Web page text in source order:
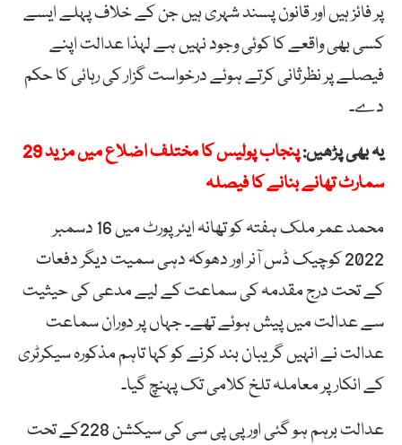
پر فائز ہیں اور قانون پسند شہری ہیں جن کے خلاف پہلے ایسے
کسی بھی واقعے کا کوئی وجود نہیں ہے لہذا عدالت اپنے
فیصلے پر نظرثانی کرتے ہوئے درخواست گزار کی رہائی کا حکم
دے۔
یہ بھی پڑھیں:
پنجاب پولیس کا مختلف اضلاع میں مزید 29
سمارٹ تھانے بنانے کا فیصلہ
محمد عمر ملک ہفتہ کو تھانہ ایئر پورٹ میں 16 دسمبر
2022 کوچیک ڈس آنر اور دھوکہ دہی سمیت دیگر دفعات
کے تحت درج مقدمہ کی سماعت کے لیے مدعی کی حیثیت
سے عدالت میں پیش ہوئے تھے۔ جہاں پر دوران سماعت
عدالت نے انہیں گریبان بند کرنے کو کہا تاہم مذکورہ سیکرٹری
کے انکار پر معاملہ تلخ کلامی تک پہنچ گیا۔
عدالت برہم ہو گئی اور پی پی سی کی سیکشن 228کے تحت